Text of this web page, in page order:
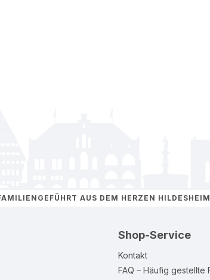
AUS DEM HERZEN
Shop-Service
Kontakt
FAQ – Häufig gestellte